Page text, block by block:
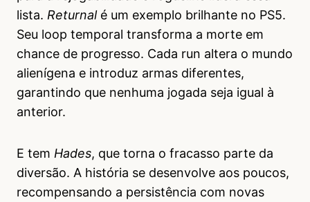
lista. Returnalé um exemplo brilhante no PS5.
Seu loop temporal transforma a morte em
chance de progresso. Cada run altera o mundo
alienígena e introduz armas diferentes,
garantindo que nenhuma jogada seja igual à
anterior.
E tem Hades, que torna o fracasso parte da
diversão. A história se desenvolve aos poucos,
recompensando a persistência com novas